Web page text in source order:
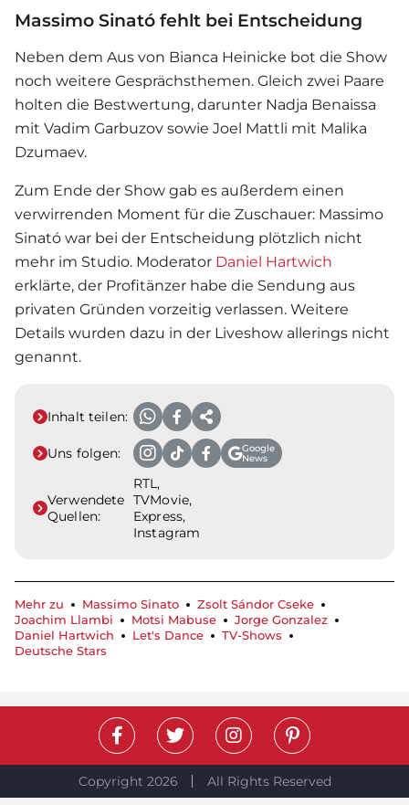
Massimo Sinató fehlt bei Entscheidung
Neben dem Aus von Bianca Heinicke bot die Show
noch weitere Gesprächsthemen. Gleich zwei Paare
holten die Bestwertung, darunter Nadja Benaissa
mit Vadim Garbuzov sowie Joel Mattli mit Malika
Dzumaev.
Zum Ende der Show gab es außerdem einen
verwirrenden Moment für die Zuschauer: Massimo
Sinató war bei der Entscheidung plötzlich nicht
mehr im Studio. Moderator Daniel Hartwich
erklärte, der Profitänzer habe die Sendung aus
privaten Gründen vorzeitig verlassen. Weitere
Details wurden dazu in der Liveshow allerings nicht
genannt.
Inhalt teilen:
Uns folgen:
Google
News
Verwendete
Quellen:
RTL,
TVMovie,
Express,
Instagram
Mehr zu Massimo Sinato
Zsolt Sándor Cseke
Joachim Llambi
Motsi Mabuse
Jorge Gonzalez
Daniel Hartwich
Let's Dance
TV-Shows
Deutsche Stars
Copyright 2026 All Rights Reserved